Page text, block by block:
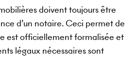
doivent toujours être
d’un notaire. Ceci permet de
est officiellement formalisée et
légaux nécessaires sont